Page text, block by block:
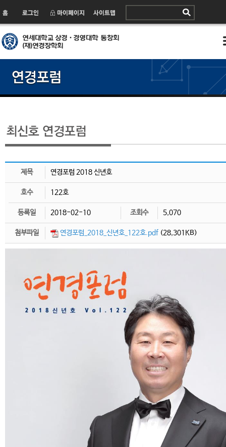
제목 연경포럼 2018 신년호
호수 122호
등록일 2018-02-10 조회수 5,070
첨부파일 연경포럼_2018_신년호_122호.pdf (28,301KB)